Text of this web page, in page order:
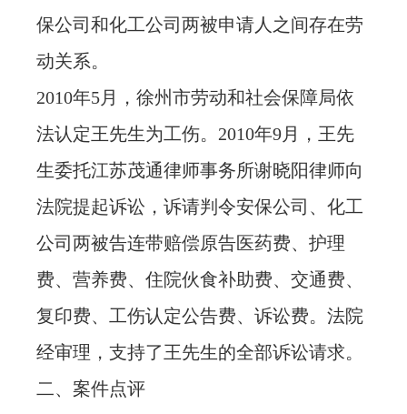
保公司和化工公司两被申请人之间存在劳
动关系。
2010年5月，徐州市劳动和社会保障局依
法认定王先生为工伤。2010年9月，王先
生委托江苏茂通律师事务所谢晓阳律师向
法院提起诉讼，诉请判令安保公司、化工
公司两被告连带赔偿原告医药费、护理
费、营养费、住院伙食补助费、交通费、
复印费、工伤认定公告费、诉讼费。法院
经审理，支持了王先生的全部诉讼请求。
二、案件点评